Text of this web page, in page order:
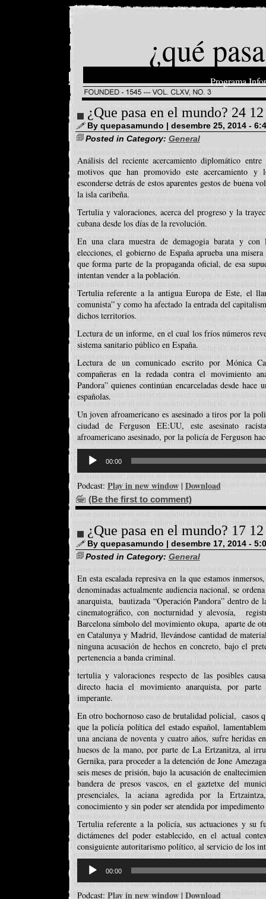
¿qué
Programa
¿Que pasa en el mundo? 24
By quepasamundo | desembre 25, 2014 -
Posted in Category: General
Análisis del reciente acercamiento diplomático
motivos que han promovido este acercamiento y
esconderse detrás de estos aparentes gestos de buena
la isla caribeña.
Tertulia y valoraciones, acerca del progreso y la
cubana desde los días de la revolución.
En una clara muestra de demagogia barata y
elecciones, el gobierno de España aprueba una
que forma parte de la propaganda oficial, de esa
intentan vender a la población.
Tertulia referente a la antigua Europa de Este, el
comunista” y como ha afectado la entrada del
dichos territorios.
Lectura de un informe, en el cual los fríos números
sistema sanitario público en España.
Lectura de un comunicado escrito por Mónica
compañeras en la redada contra el movimiento
Pandora” quienes continúan encarceladas desde hace
españolas.
Un joven afroamericano es asesinado a tiros por la
ciudad de Ferguson EE:UU, este asesinato
afroamericano asesinado, por la policía de Ferguson
d'àudio
00:00
Podcast: Play in new window| Download
(Be the first to comment)
¿Que pasa en el mundo? 17
By quepasamundo | desembre 17, 2014 -
Posted in Category: General
En esta escalada represiva en la que estamos
denominadas actualmente audiencia nacional, se
anarquista, bautizada “Operación Pandora” dentro de
cinematográfico, con nocturnidad y alevosía,
Barcelona símbolo del movimiento okupa, aparte de
en Catalunya y Madrid, llevándose cantidad de
ninguna acusación de hechos en concreto, bajo el
pertenencia a banda criminal.
tertulia y valoraciones respecto de las posibles
directo hacia el movimiento anarquista, por
imperante.
En otro bochornoso caso de brutalidad policial, casos
que la policía política del estado español,
una anciana de noventa y cuatro años, sufre heridas
huesos de la mano, por parte de La Ertzanitza, al
Gernika, para proceder a la detención de Jone
seis meses de prisión, bajo la acusación de
bandera de presos vascos, en el gaztetxe del
presenciales, la aciana agredida por la
conocimiento y sin poder ser atendida por
Tertulia referente a la policía, sus actuaciones y su
dictámenes del poder establecido, en el actual
consiguiente autoritarismo político, al servicio de los
d'àudio
00:00
Podcast: Play in new window| Download